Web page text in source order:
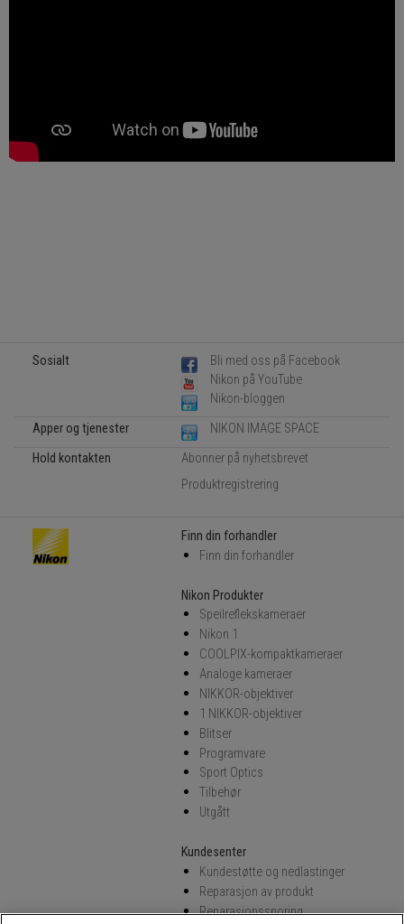
Sosialt
Bli med oss på Facebook
Nikon på YouTube
Nikon-bloggen
Apper og tjenester
NIKON IMAGE SPACE
Hold kontakten
Abonner på nyhetsbrevet
Produktregistrering
Finn din forhandler
Finn din forhandler
Nikon Produkter
Speilreflekskameraer
Nikon 1
COOLPIX-kompaktkameraer
Analoge kameraer
NIKKOR-objektiver
1 NIKKOR-objektiver
Blitser
Programvare
Sport Optics
Tilbehør
Utgått
Kundesenter
Kundestøtte og nedlastinger
Reparasjon av produkt
Reparasjonssporing